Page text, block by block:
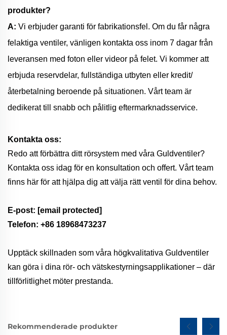
produkter?
A: Vi erbjuder garanti för fabrikationsfel. Om du får några
felaktiga ventiler, vänligen kontakta oss inom 7 dagar från
leveransen med foton eller videor på felet. Vi kommer att
erbjuda reservdelar, fullständiga utbyten eller kredit/
återbetalning beroende på situationen. Vårt team är
dedikerat till snabb och pålitlig eftermarknadsservice.
Kontakta oss:
Redo att förbättra ditt rörsystem med våra Guldventiler?
Kontakta oss idag för en konsultation och offert. Vårt team
finns här för att hjälpa dig att välja rätt ventil för dina behov.
E-post: [email protected]
Telefon: +86 18968473237
Upptäck skillnaden som våra högkvalitativa Guldventiler
kan göra i dina rör- och vätskestyrningsapplikationer – där
tillförlitlighet möter prestanda.
Rekommenderade produkter